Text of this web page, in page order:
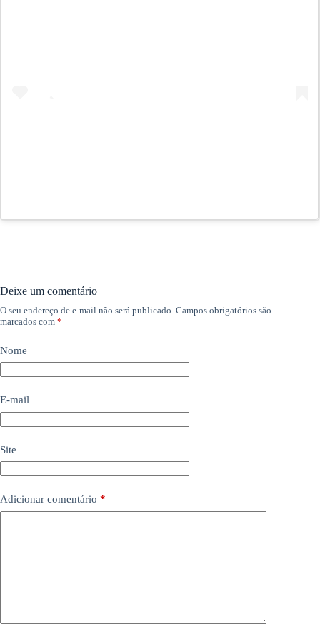
Deixe um comentário
O seu endereço de e-mail não será publicado. Campos obrigatórios são
marcados com *
Nome
E-mail
Site
Adicionar comentário *